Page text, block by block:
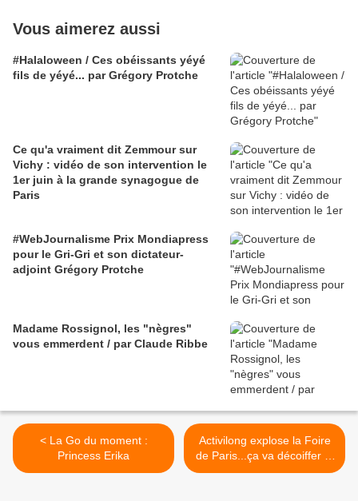
Vous aimerez aussi
#Halaloween / Ces obéissants yéyé
fils de yéyé... par Grégory Protche
Ce qu'a vraiment dit Zemmour sur
Vichy : vidéo de son intervention le
1er juin à la grande synagogue de
Paris
#WebJournalisme Prix Mondiapress
pour le Gri-Gri et son dictateur-
adjoint Grégory Protche
Madame Rossignol, les "nègres"
vous emmerdent / par Claude Ribbe
< La Go du moment :
Princess Erika
Activilong explose la Foire
de Paris...ça va décoiffer !!!
Rdv hall des tropiques